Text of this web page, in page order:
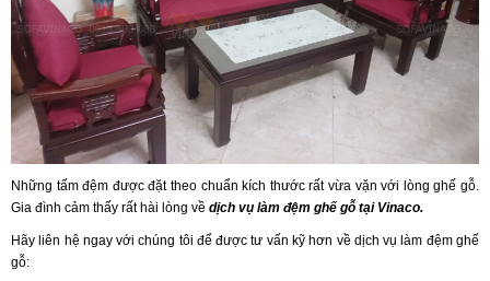
Những tấm đệm được đặt theo chuẩn kích thước rất vừa vặn với lòng ghế gỗ.
Gia đình cảm thấy rất hài lòng về dịch vụ làm đệm ghế gỗ tại Vinaco.
Hãy liên hệ ngay với chúng tôi để được tư vấn kỹ hơn về dịch vụ làm đệm ghế
gỗ: